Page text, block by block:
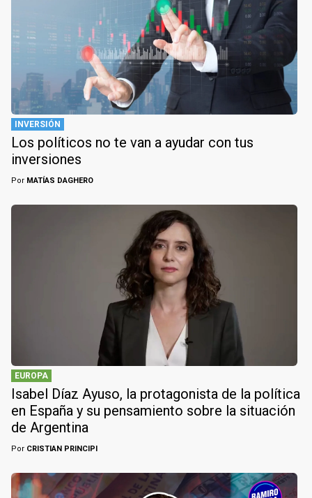
INVERSIÓN
Los políticos no te van a ayudar con tus
inversiones
Por MATÍAS DAGHERO
EUROPA
Isabel Díaz Ayuso, la protagonista de la política
en España y su pensamiento sobre la situación
de Argentina
Por CRISTIAN PRINCIPI